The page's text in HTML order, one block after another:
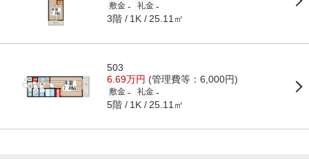
敷金 - 礼金 -
3階 1K 25.11㎡
503
6.69万円 (管理費等：6,000円)
敷金 - 礼金 -
5階 1K 25.11㎡